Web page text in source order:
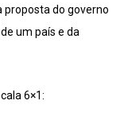
proposta do governo
um país e da
6×1: